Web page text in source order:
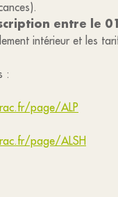
entre le
intérieur et les
:
page/ALP
page/ALSH